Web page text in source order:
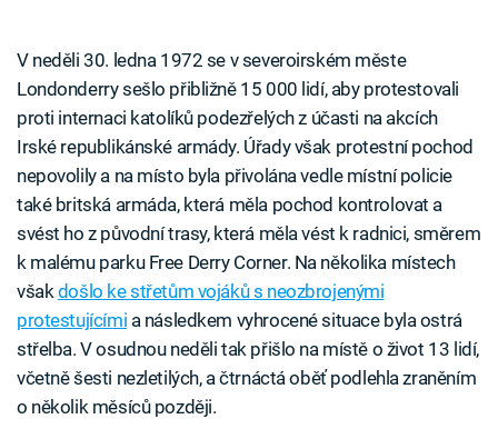
V neděli 30. ledna 1972 se v severoirském měste
Londonderry sešlo přibližně 15 000 lidí, aby protestovali
proti internaci katolíků podezřelých z účasti na akcích
Irské republikánské armády. Úřady však protestní pochod
nepovolily a na místo byla přivolána vedle místní policie
také britská armáda, která měla pochod kontrolovat a
svést ho z původní trasy, která měla vést k radnici, směrem
k malému parku Free Derry Corner. Na několika místech
všakdošlo ke střetům vojáků s neozbrojenými
protestujícími a následkem vyhrocené situace byla ostrá
střelba. V osudnou neděli tak přišlo na místě o život 13 lidí,
včetně šesti nezletilých, a čtrnáctá oběť podlehla zraněním
o několik měsíců později.